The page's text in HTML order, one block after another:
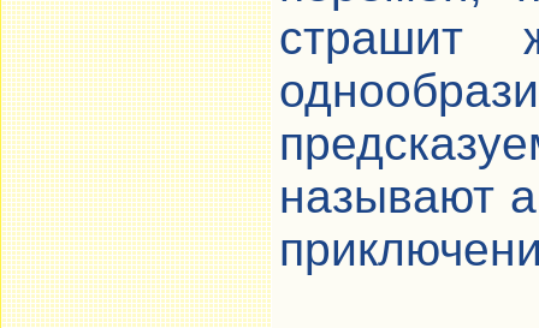
страшит
называют